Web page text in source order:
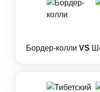
Бордер-колли VS